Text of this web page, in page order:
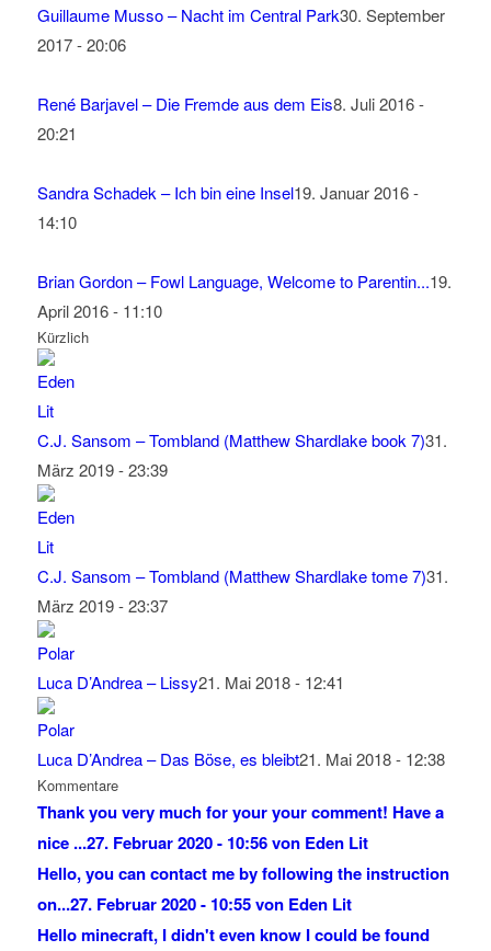
Guillaume Musso – Nacht im Central Park30. September
2017 - 20:06
René Barjavel – Die Fremde aus dem Eis8. Juli 2016 -
20:21
Sandra Schadek – Ich bin eine Insel19. Januar 2016 -
14:10
Brian Gordon – Fowl Language, Welcome to Parentin...19.
April 2016 - 11:10
Kürzlich
C.J. Sansom – Tombland (Matthew Shardlake book 7)31.
März 2019 - 23:39
C.J. Sansom – Tombland (Matthew Shardlake tome 7)31.
März 2019 - 23:37
Luca D’Andrea – Lissy21. Mai 2018 - 12:41
Luca D’Andrea – Das Böse, es bleibt21. Mai 2018 - 12:38
Kommentare
Thank you very much for your your comment! Have a
nice ...27. Februar 2020 - 10:56 von Eden Lit
Hello, you can contact me by following the instruction
on...27. Februar 2020 - 10:55 von Eden Lit
Hello minecraft, I didn't even know I could be found